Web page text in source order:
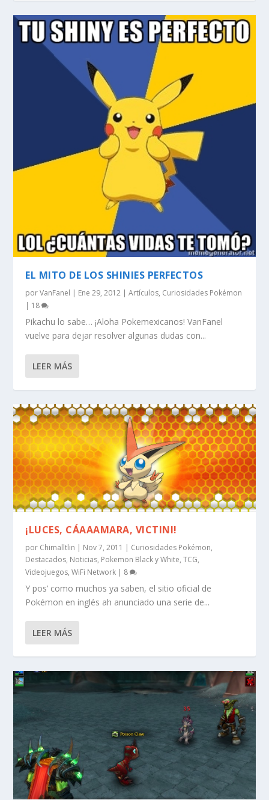
EL MITO DE LOS SHINIES PERFECTOS
porVanFanel | Ene 29, 2012 |Artículos, Curiosidades Pokémon
| 18
Pikachu lo sabe… ¡Aloha Pokemexicanos! VanFanel
vuelve para dejar resolver algunas dudas con...
LEER MÁS
¡LUCES, CÁAAAMARA, VICTINI!
por Chimalltlin | Nov 7, 2011 | Curiosidades Pokémon,
Destacados, Noticias, Pokemon Black y White,TCG,
Videojuegos,WiFi Network | 8
Y pos’ como muchos ya saben, el sitio oficial de
Pokémon en inglés ah anunciado una serie de...
LEER MÁS